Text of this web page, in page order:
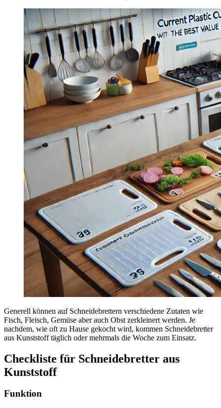
Generell können auf Schneidebrettern verschiedene Zutaten wie
Fisch, Fleisch, Gemüse aber auch Obst zerkleinert werden. Je
nachdem, wie oft zu Hause gekocht wird, kommen Schneidebretter
aus Kunststoff täglich oder mehrmals die Woche zum Einsatz.
Checkliste für Schneidebretter aus
Kunststoff
Funktion